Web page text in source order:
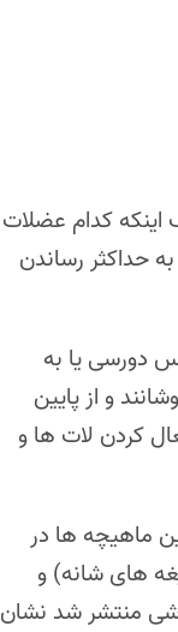
کدام عضلات
حداکثر رساندن
دورسی یا به
و از پایین
کردن لات ها و
ماهیچه ها در
های شانه) و
منتشر شد نشان